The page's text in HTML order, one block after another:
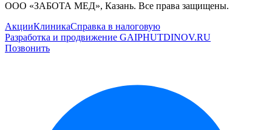
ООО «ЗАБОТА МЕД», Казань. Все права защищены.
АкцииКлиникаСправка в налоговую
Разработка и продвижение GAIPHUTDINOV.RU
Позвонить